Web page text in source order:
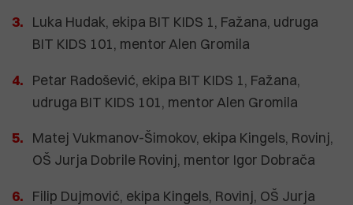
Luka Hudak, ekipa BIT KIDS 1, Fažana, udruga
BIT KIDS 101, mentor Alen Gromila
Petar Radošević, ekipa BIT KIDS 1, Fažana,
udruga BIT KIDS 101, mentor Alen Gromila
Matej Vukmanov-Šimokov, ekipa Kingels, Rovinj,
OŠ Jurja Dobrile Rovinj, mentor Igor Dobrača
Filip Dujmović, ekipa Kingels, Rovinj, OŠ Jurja